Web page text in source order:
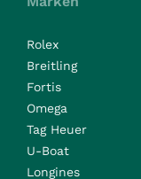
Rolex
Breitling
Fortis
Omega
Tag Heuer
U-Boat
Longines